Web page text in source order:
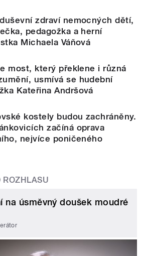
zdraví nemocných dětí,
pedagožka a herní
Michaela Váňová
most, který překlene i různá
usmívá se hudební
Kateřina Andršová
kostely budou zachráněny.
začíná oprava
nejvíce poničeného
ROZHLASU
na úsměvný doušek moudré